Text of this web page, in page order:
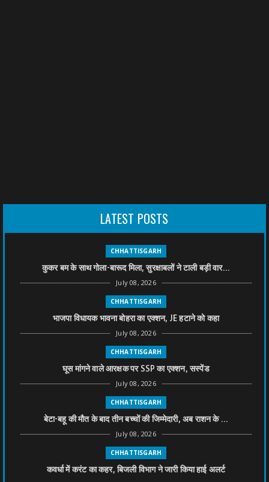
LATEST POSTS
CHHATTISGARH
कुकर बम के साथ गोला-बारूद मिला, सुरक्षाबलों ने टाली बड़ी वार...
July 08, 2026
CHHATTISGARH
भाजपा विधायक भावना बोहरा का एक्शन, JE हटाने को कहा
July 08, 2026
CHHATTISGARH
घूस मांगने वाले आरक्षक पर SSP का एक्शन, सस्पेंड
July 08, 2026
CHHATTISGARH
बेटा-बहू की मौत के बाद तीन बच्चों की जिम्मेदारी, अब राशन के ...
July 08, 2026
CHHATTISGARH
कवर्धा में करंट का कहर, बिजली विभाग ने जारी किया हाई अलर्ट